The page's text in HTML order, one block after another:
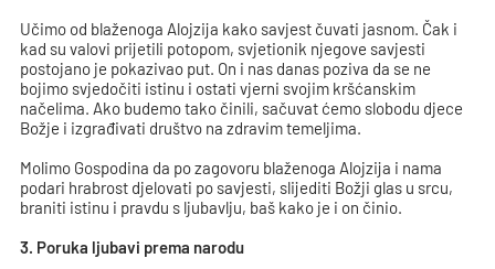
Učimo od blaženoga Alojzija kako savjest čuvati jasnom. Čak i
kad su valovi prijetili potopom, svjetionik njegove savjesti
postojano je pokazivao put. On i nas danas poziva da se ne
bojimo svjedočiti istinu i ostati vjerni svojim kršćanskim
načelima. Ako budemo tako činili, sačuvat ćemo slobodu djece
Božje i izgrađivati društvo na zdravim temeljima.
Molimo Gospodina da po zagovoru blaženoga Alojzija i nama
podari hrabrost djelovati po savjesti, slijediti Božji glas u srcu,
braniti istinu i pravdu s ljubavlju, baš kako je i on činio.
3. Poruka ljubavi prema narodu